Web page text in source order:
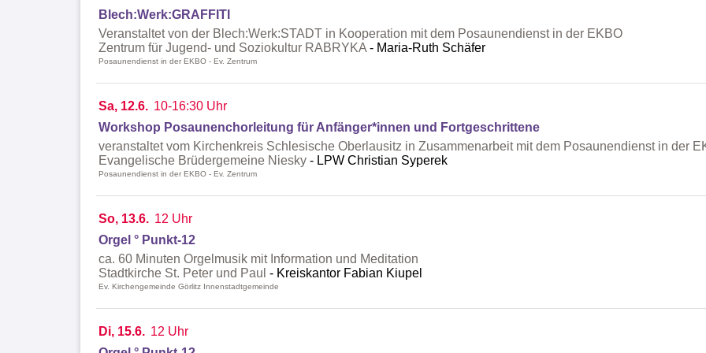
Blech:Werk:GRAFFITI
Veranstaltet von der Blech:Werk:STADT in Kooperation mit dem Posaunendienst in der EKBO
Zentrum für Jugend- und Soziokultur RABRYKA
Maria-Ruth Schäfer
Posaunendienst in der EKBO - Ev. Zentrum
Sa, 12.6. 10-16:30 Uhr
Workshop Posaunenchorleitung für Anfänger*innen und Fortgeschrittene
veranstaltet vom Kirchenkreis Schlesische Oberlausitz in Zusammenarbeit mit dem Posaunendienst in der
Evangelische Brüdergemeine Niesky
LPW Christian Syperek
Posaunendienst in der EKBO - Ev. Zentrum
So, 13.6. 12 Uhr
Orgel ° Punkt-12
ca. 60 Minuten Orgelmusik mit Information und Meditation
Stadtkirche St. Peter und Paul
Kreiskantor Fabian Kiupel
Ev. Kirchengemeinde Görlitz Innenstadtgemeinde
Di, 15.6. 12 Uhr